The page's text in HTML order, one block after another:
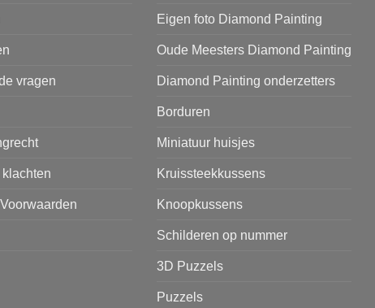
vragen
Eigen foto Diamond Painting
Oude Meesters Diamond Painting
Diamond Painting onderzetters
Borduren
Miniatuur huisjes
Kruissteekkussens
Knoopkussens
Schilderen op nummer
3D Puzzels
Puzzels